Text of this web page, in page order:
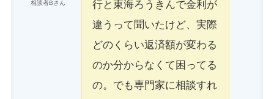
相談者Bさん
行と東海ろうきんで金利が
違うって聞いたけど、実際
どのくらい返済額が変わる
のか分からなくて困ってる
の。でも専門家に相談すれ